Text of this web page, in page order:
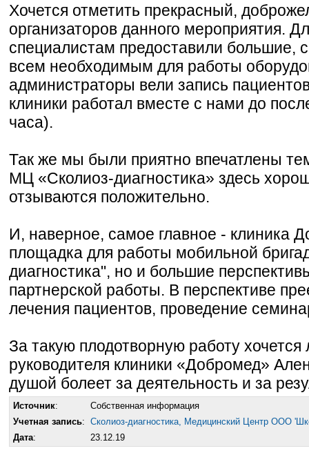
Хочется отметить прекрасный,
организаторов данного мероприятия.
специалистам предоставили большие,
всем необходимым для работы
администраторы вели запись
клиники работал вместе с нами до
часа).
Так же мы были приятно впечатлены
МЦ «Сколиоз-диагностика» здесь
отзываются положительно.
И, наверное, самое главное - клиника
площадка для работы мобильной
диагностика", но и большие
партнерской работы. В перспективе
лечения пациентов, проведение
За такую плодотворную работу хочется
руководителя клиники «Добромед»
душой болеет за деятельность и за
Источник:
Собственная информация
Учетная запись: Сколиоз-диагностика, Медицинский Центр ООО
Дата: 23.12.19